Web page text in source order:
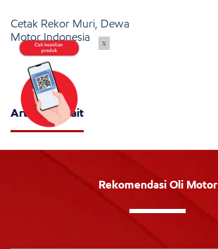
Cetak Rekor Muri, Dewa
Motor Indonesia
Artikel Terkait
Rekomendasi Oli Motor
x